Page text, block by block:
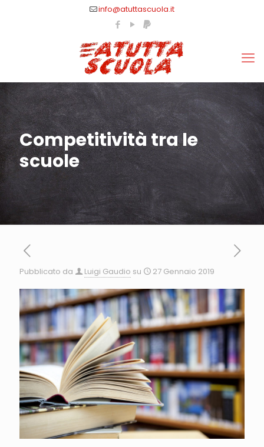
info@atuttascuola.it
Competitività tra le
scuole
Pubblicato da Luigi Gaudio su 27 Gennaio 2019